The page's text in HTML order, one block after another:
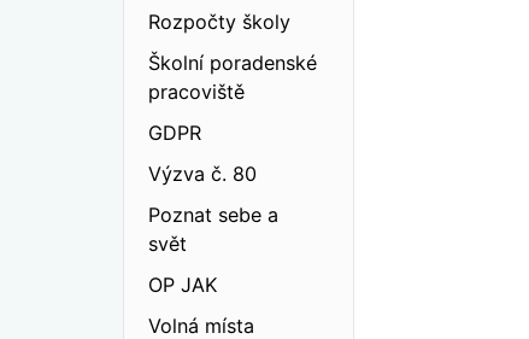
Rozpočty školy
Školní poradenské
pracoviště
GDPR
Výzva č. 80
Poznat sebe a
svět
OP JAK
Volná místa